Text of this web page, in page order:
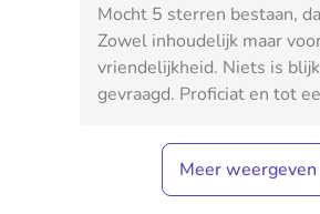
Mocht 5 sterren bestaan,
Zowel inhoudelijk maar
vriendelijkheid. Niets is
gevraagd. Proficiat en tot
Meer weergeven